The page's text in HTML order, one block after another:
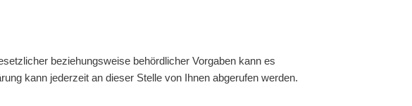
beziehungsweise behördlicher Vorgaben kann es
kann jederzeit an dieser Stelle von Ihnen abgerufen werden.